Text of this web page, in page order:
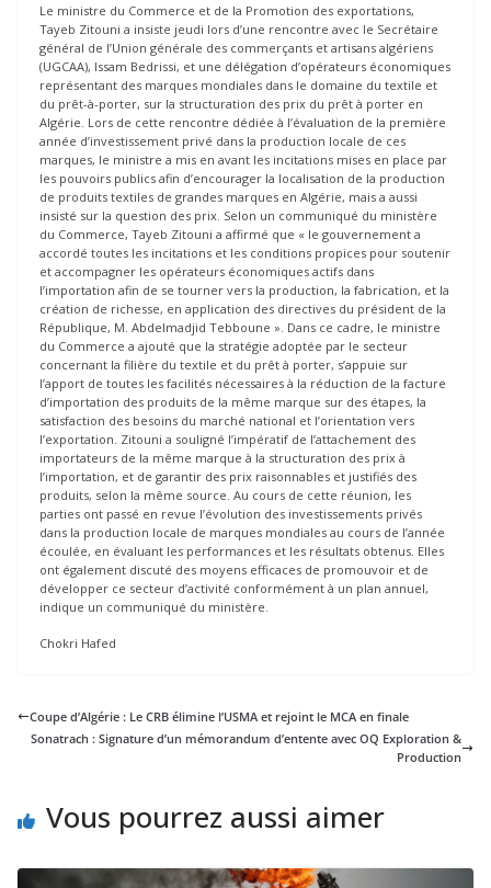
Le ministre du Commerce et de la Promotion des exportations,
Tayeb Zitouni a insiste jeudi lors d’une rencontre avec le Secrétaire
général de l’Union générale des commerçants et artisans algériens
(UGCAA), Issam Bedrissi, et une délégation d’opérateurs économiques
représentant des marques mondiales dans le domaine du textile et
du prêt-à-porter, sur la structuration des prix du prêt à porter en
Algérie. Lors de cette rencontre dédiée à l’évaluation de la première
année d’investissement privé dans la production locale de ces
marques, le ministre a mis en avant les incitations mises en place par
les pouvoirs publics afin d’encourager la localisation de la production
de produits textiles de grandes marques en Algérie, mais a aussi
insisté sur la question des prix. Selon un communiqué du ministère
du Commerce, Tayeb Zitouni a affirmé que « le gouvernement a
accordé toutes les incitations et les conditions propices pour soutenir
et accompagner les opérateurs économiques actifs dans
l’importation afin de se tourner vers la production, la fabrication, et la
création de richesse, en application des directives du président de la
République, M. Abdelmadjid Tebboune ». Dans ce cadre, le ministre
du Commerce a ajouté que la stratégie adoptée par le secteur
concernant la filière du textile et du prêt à porter, s’appuie sur
l’apport de toutes les facilités nécessaires à la réduction de la facture
d’importation des produits de la même marque sur des étapes, la
satisfaction des besoins du marché national et l’orientation vers
l’exportation. Zitouni a souligné l’impératif de l’attachement des
importateurs de la même marque à la structuration des prix à
l’importation, et de garantir des prix raisonnables et justifiés des
produits, selon la même source. Au cours de cette réunion, les
parties ont passé en revue l’évolution des investissements privés
dans la production locale de marques mondiales au cours de l’année
écoulée, en évaluant les performances et les résultats obtenus. Elles
ont également discuté des moyens efficaces de promouvoir et de
développer ce secteur d’activité conformément à un plan annuel,
indique un communiqué du ministère.
Chokri Hafed
Coupe d’Algérie : Le CRB élimine l’USMA et rejoint le MCA en finale
Sonatrach : Signature d’un mémorandum d’entente avec OQ Exploration &
Production
Vous pourrez aussi aimer